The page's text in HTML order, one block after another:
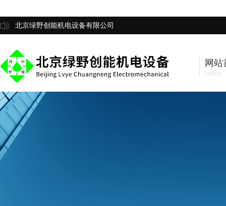
北京绿野创能机电设备有限公司
网站
Home